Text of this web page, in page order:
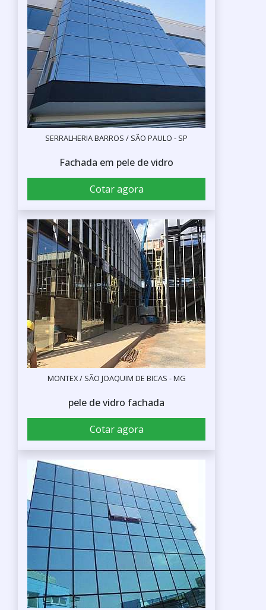
SERRALHERIA BARROS / SÃO PAULO - SP
Fachada em pele de vidro
Cotar agora
MONTEX / SÃO JOAQUIM DE BICAS - MG
pele de vidro fachada
Cotar agora